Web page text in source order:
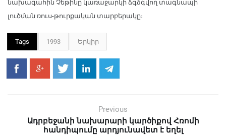
նախագահին Չեթինը կառաջարկի ձգձգվող տագնապի
լուծման ռուս-թուրքական տարբերակը։
Tags 1993 Երկիր
Previous
Ադրբեջանի նախարարի կարծիքով Հռոմի
հանդիպումը արդյունավետ է եղել